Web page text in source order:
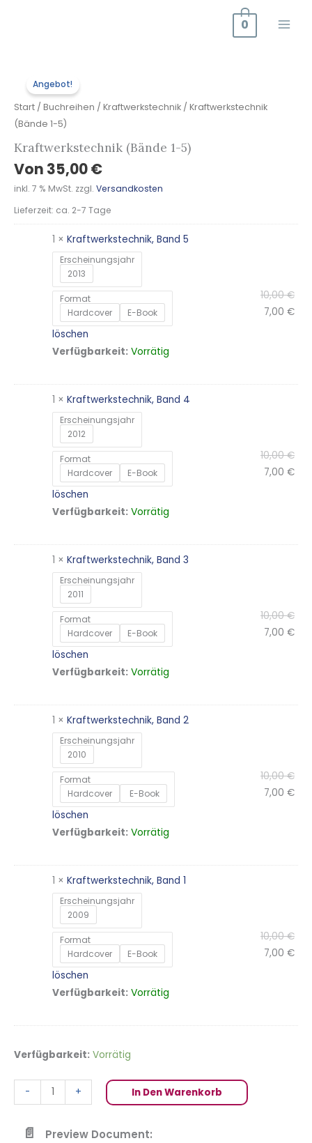
0
Angebot!
Start / Buchreihen / Kraftwerkstechnik / Kraftwerkstechnik
(Bände 1-5)
Kraftwerkstechnik (Bände 1-5)
Von 35,00€
inkl. 7 % MwSt. zzgl. Versandkosten
Lieferzeit: ca. 2-7 Tage
1 × Kraftwerkstechnik, Band 5
Erscheinungsjahr
2013
Format
Hardcover
E-Book
löschen
Verfügbarkeit: Vorrätig
10,00€
7,00 €
1 × Kraftwerkstechnik, Band 4
Erscheinungsjahr
2012
Format
Hardcover
E-Book
löschen
Verfügbarkeit: Vorrätig
10,00€
7,00 €
1 × Kraftwerkstechnik, Band 3
Erscheinungsjahr
2011
Format
Hardcover
E-Book
löschen
Verfügbarkeit: Vorrätig
10,00€
7,00 €
1 × Kraftwerkstechnik, Band 2
Erscheinungsjahr
2010
Format
Hardcover
E-Book
löschen
Verfügbarkeit: Vorrätig
10,00€
7,00 €
1 × Kraftwerkstechnik, Band 1
Erscheinungsjahr
2009
Format
Hardcover
E-Book
löschen
Verfügbarkeit: Vorrätig
10,00€
7,00 €
Verfügbarkeit: Vorrätig
-
(Bände
1-
5)
+ In Den Warenkorb
Preview Document: